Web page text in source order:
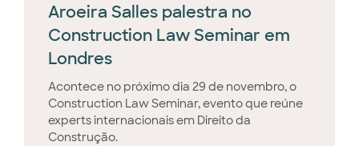
Aroeira Salles palestra no
Construction Law Seminar em
Londres
Acontece no próximo dia 29 de novembro, o
Construction Law Seminar, evento que reúne
experts internacionais em Direito da
Construção.